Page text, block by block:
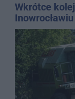
Wkrótce
Inowrocławiu